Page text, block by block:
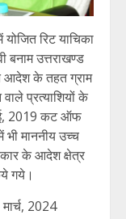
रिट याचिका
उत्तराखण्ड
आदेश के तहत ग्राम
प्रत्याशियों के
2019 कट ऑफ
माननीय उच्च
के आदेश क्षेत्र
गये।
2024